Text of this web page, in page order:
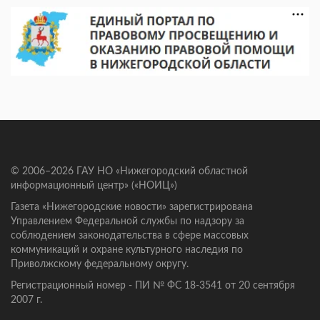
© 2006–2026 ГАУ НО «Нижегородский областной
информационный центр» («НОИЦ»)
Газета «Нижегородские новости» зарегистрирована
Управлением Федеральной службы по надзору за
соблюдением законодательства в сфере массовых
коммуникаций и охране культурного наследия по
Приволжскому федеральному округу.
Регистрационный номер - ПИ № ФС 18-3541 от 20 сентября
2007 г.